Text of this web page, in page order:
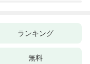
（１）ランキング
無料